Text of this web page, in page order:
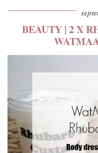
BEAUTY | 2 X